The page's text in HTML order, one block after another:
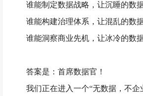
谁能制定数据战略，让沉睡的数
谁能构建治理体系，让混乱的数
谁能洞察商业先机，让冰冷的数
答案是：首席数据官！
我们正在进入一个“无数据，不企